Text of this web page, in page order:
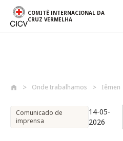
COMITÊ INTERNACIONAL DA
CRUZ VERMELHA
Onde trabalhamos Iêmen
Comunicado de
imprensa
14-05-
2026